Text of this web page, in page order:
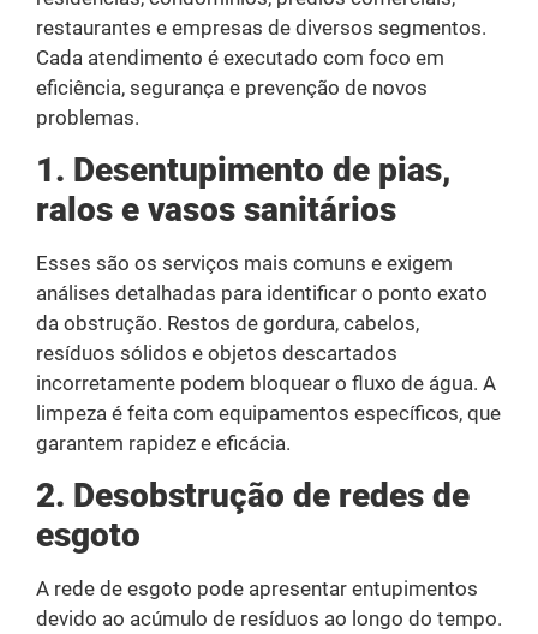
restaurantes e empresas de diversos segmentos.
Cada atendimento é executado com foco em
eficiência, segurança e prevenção de novos
problemas.
1. Desentupimento de pias,
ralos e vasos sanitários
Esses são os serviços mais comuns e exigem
análises detalhadas para identificar o ponto exato
da obstrução. Restos de gordura, cabelos,
resíduos sólidos e objetos descartados
incorretamente podem bloquear o fluxo de água. A
limpeza é feita com equipamentos específicos, que
garantem rapidez e eficácia.
2. Desobstrução de redes de
esgoto
A rede de esgoto pode apresentar entupimentos
devido ao acúmulo de resíduos ao longo do tempo.